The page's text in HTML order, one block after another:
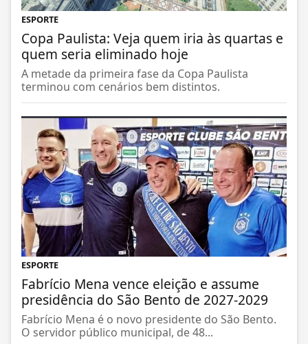
ESPORTE
Copa Paulista: Veja quem iria às quartas e
quem seria eliminado hoje
A metade da primeira fase da Copa Paulista
terminou com cenários bem distintos.
ESPORTE
Fabrício Mena vence eleição e assume
presidência do São Bento de 2027-2029
Fabrício Mena é o novo presidente do São Bento.
O servidor público municipal, de 48...